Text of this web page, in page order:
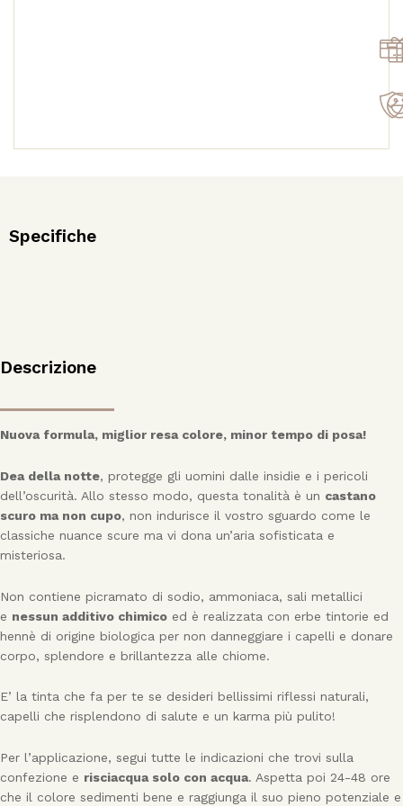
Specifiche
Descrizione
Nuova formula, miglior resa colore, minor tempo di posa!
Dea della notte, protegge gli uomini dalle insidie e i pericoli
dell’oscurità. Allo stesso modo, questa tonalità è un castano
scuro ma non cupo, non indurisce il vostro sguardo come le
classiche nuance scure ma vi dona un’aria sofisticata e
misteriosa.
Non contiene picramato di sodio, ammoniaca, sali metallici
e nessun additivo chimico ed è realizzata con erbe tintorie ed
hennè di origine biologica per non danneggiare i capelli e donare
corpo, splendore e brillantezza alle chiome.
E’ la tinta che fa per te se desideri bellissimi riflessi naturali,
capelli che risplendono di salute e un karma più pulito!
Per l’applicazione, segui tutte le indicazioni che trovi sulla
confezione e risciacqua solo con acqua. Aspetta poi 24-48 ore
che il colore sedimenti bene e raggiunga il suo pieno potenziale e